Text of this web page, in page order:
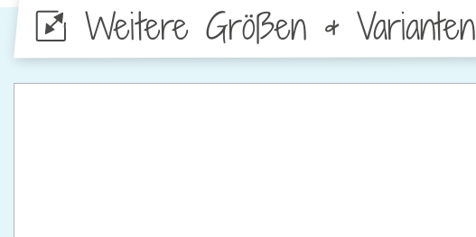
Weitere Größen & Varianten